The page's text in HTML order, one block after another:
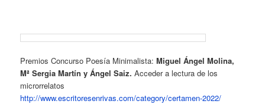
Premios Concurso Poesía Minimalista:Miguel Ángel Molina,
Mª Sergia Martín y Ángel Saiz. Acceder a lectura de los
microrrelatos
http://www.escritoresenrivas.com/category/certamen-2022/